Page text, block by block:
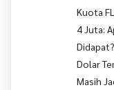
Kuota
4 Juta:
Didapat?
Dolar
Masih